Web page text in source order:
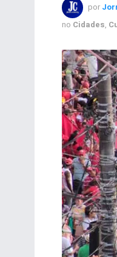
por
no Cidades,